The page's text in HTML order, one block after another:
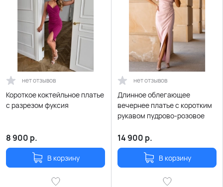
нет отзывов
Короткое коктейльное платье
с разрезом фуксия
8 900 р.
В корзину
нет отзывов
Длинное облегающее
вечернее платье с коротким
рукавом пудрово-розовое
14 900 р.
В корзину